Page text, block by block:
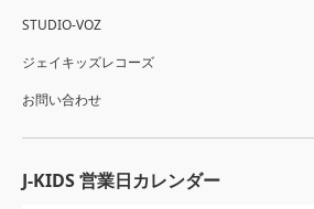
STUDIO-VOZ
ジェイキッズレコーズ
お問い合わせ
J-KIDS 営業日カレンダー